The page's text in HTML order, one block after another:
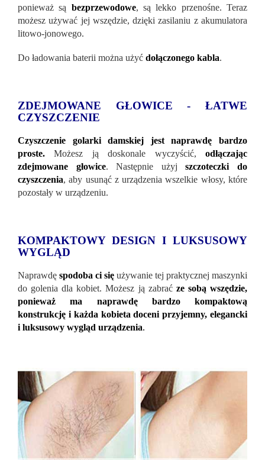
ponieważ są bezprzewodowe, są lekko przenośne. Teraz
możesz używać jej wszędzie, dzięki zasilaniu z akumulatora
litowo-jonowego.
Do ładowania baterii można użyć dołączonego kabla.
ZDEJMOWANE GŁOWICE - ŁATWE
CZYSZCZENIE
Czyszczenie golarki damskiej jest naprawdę bardzo
proste. Możesz ją doskonale wyczyścić, odłączając
zdejmowane głowice. Następnie użyjszczoteczki do
czyszczenia, aby usunąć z urządzenia wszelkie włosy, które
pozostały w urządzeniu.
KOMPAKTOWY DESIGN I LUKSUSOWY
WYGLĄD
Naprawdę spodoba ci się używanie tej praktycznej maszynki
do golenia dla kobiet. Możesz ją zabrać ze sobą wszędzie,
ponieważ ma naprawdę bardzo kompaktową
konstrukcję i każda kobieta doceni przyjemny, elegancki
i luksusowy wygląd urządzenia.